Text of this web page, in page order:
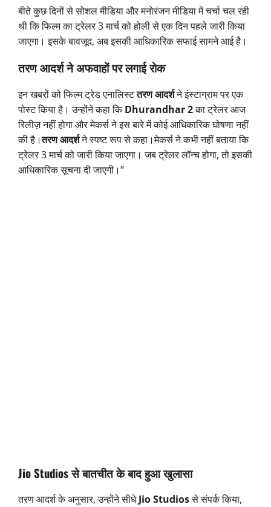
बीते कुछ दिनों से सोशल मीडिया और मनोरंजन मीडिया में चर्चा चल रही
थी कि फिल्म का ट्रेलर 3 मार्च को होली से एक दिन पहले जारी किया
जाएगा। इसके बावजूद, अब इसकी आधिकारिक सफाई सामने आई है।
तरण आदर्श ने अफवाहों पर लगाई रोक
इन खबरों को फिल्म ट्रेड एनालिस्टतरण आदर्शने इंस्टाग्राम पर एक
पोस्ट किया है। उन्होंने कहा किDhurandhar 2का ट्रेलर आज
रिलीज़ नहीं होगा और मेकर्स ने इस बारे में कोई आधिकारिक घोषणा नहीं
की है।तरण आदर्शने स्पष्ट रूप से कहा।मेकर्स ने कभी नहीं बताया कि
ट्रेलर 3 मार्च को जारी किया जाएगा। जब ट्रेलर लॉन्च होगा, तो इसकी
आधिकारिक सूचना दी जाएगी।”
Jio Studios से बातचीत के बाद हुआ खुलासा
तरण आदर्श के अनुसार, उन्होंने सीधेJio Studiosसे संपर्क किया,